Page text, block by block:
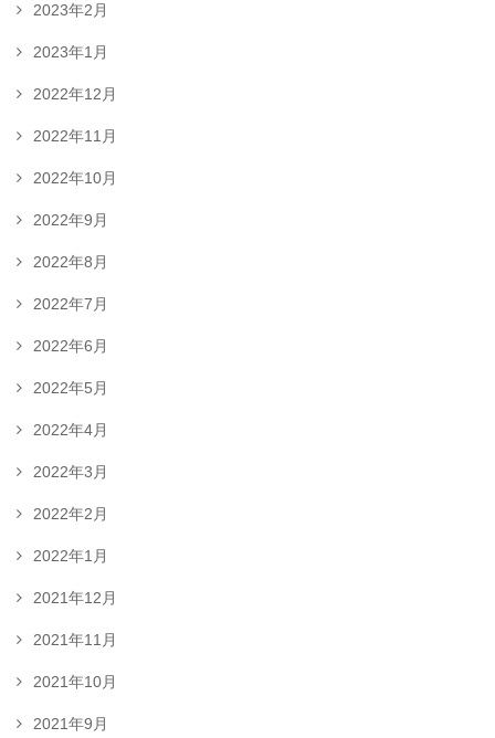
2023年2月
2023年1月
2022年12月
2022年11月
2022年10月
2022年9月
2022年8月
2022年7月
2022年6月
2022年5月
2022年4月
2022年3月
2022年2月
2022年1月
2021年12月
2021年11月
2021年10月
2021年9月